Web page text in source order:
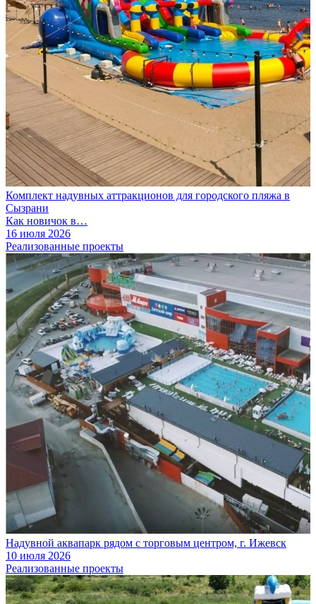
Комплект надувных аттракционов для городского пляжа в
Сызрани
Как новичок в…
16 июля 2026
Реализованные проекты
Надувной аквапарк рядом с торговым центром, г. Ижевск
10 июля 2026
Реализованные проекты